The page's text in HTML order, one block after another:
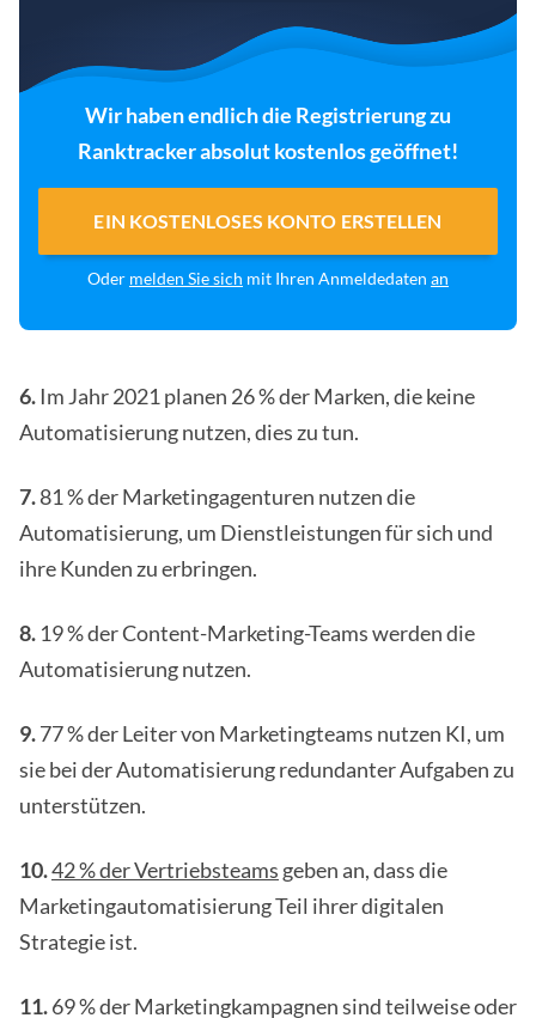
Wir haben endlich die Registrierung zu
Ranktracker absolut kostenlos geöffnet!
EIN KOSTENLOSES KONTO ERSTELLEN
Oder melden Sie sich mit Ihren Anmeldedaten an
6. Im Jahr 2021 planen 26 % der Marken, die keine
Automatisierung nutzen, dies zu tun.
7.81 % der Marketingagenturen nutzen die
Automatisierung, um Dienstleistungen für sich und
ihre Kunden zu erbringen.
8. 19 % der Content-Marketing-Teams werden die
Automatisierung nutzen.
9.77 % der Leiter von Marketingteams nutzen KI, um
sie bei der Automatisierung redundanter Aufgaben zu
unterstützen.
10.42 % der Vertriebsteams geben an, dass die
Marketingautomatisierung Teil ihrer digitalen
Strategie ist.
11.69 % der Marketingkampagnen sind teilweise oder